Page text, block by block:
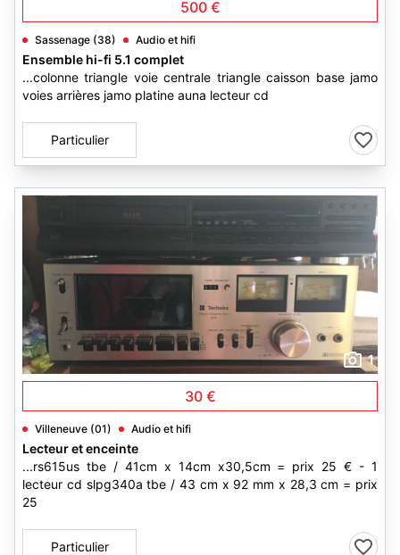
500 €
Sassenage (38) Audio et hifi
Ensemble hi-fi 5.1 complet
...colonne triangle voie centrale triangle caisson base jamo
voies arrières jamo platine auna lecteur cd
Particulier
1
30 €
Villeneuve (01) Audio et hifi
Lecteur et enceinte
...rs615us tbe / 41cm x 14cm x30,5cm = prix 25 € - 1
lecteur cd slpg340a tbe / 43 cm x 92 mm x 28,3 cm = prix
25
Particulier